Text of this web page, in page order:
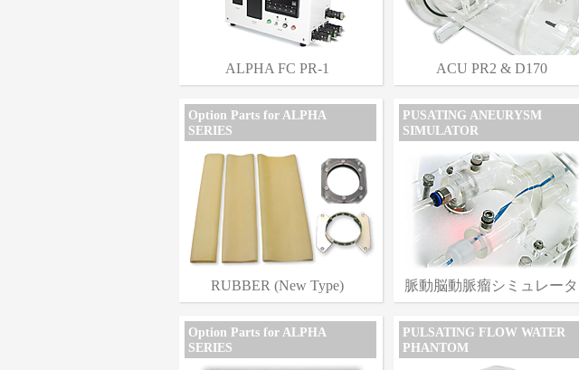
ALPHA FC PR-1 ACU PR2 & D170
Option Parts for ALPHA
SERIES
RUBBER (New Type)
PUSATING ANEURYSM
SIMULATOR
脈動脳動脈瘤シミュレータ
ー
Option Parts for ALPHA
SERIES
PULSATING FLOW WATER
PHANTOM